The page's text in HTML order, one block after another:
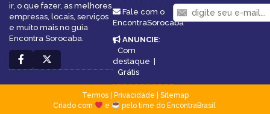
ir, o que fazer, as melhores
empresas, locais, serviços
e muito mais no guia
Encontra Sorocaba.
Fale com o
EncontraSorocaba
ANUNCIE:
Com
destaque |
Grátis
Termos| Privacidade
Sitemap
Criado com
e pelo time do EncontraBrasil